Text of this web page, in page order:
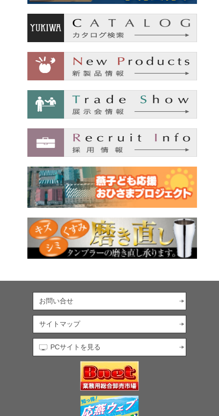
お問い合せ
サイトマップ
PCサイトを見る